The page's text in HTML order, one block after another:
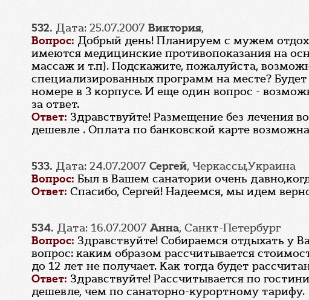
532. Дата: 25.07.2007 Виктория,
Вопрос: Добрый день! Планируем с мужем
имеются медицинские противопоказания на
массаж и т.п). Подскажите, пожалуйста,
специализированных программ на месте?
номере в 3 корпусе. И еще один вопрос -
за ответ.
Ответ: Здравствуйте! Размещение без лечения
дешевле . Оплата по банковской карте
533. Дата: 24.07.2007 Сергей, Черкассы,Украина
Вопрос: Был в Вашем санатории очень
Ответ: Спасибо, Сергей! Надеемся, мы идем
534. Дата: 16.07.2007Анна, Санкт-Петербург
Вопрос: Здравствуйте! Собираемся отдыхать у
вопрос: каким образом рассчитывается
до 12 лет не получает. Как тогда будет
Ответ: Здравствуйте! Рассчитывается по
дешевле, чем по санаторно-курортному тарифу.